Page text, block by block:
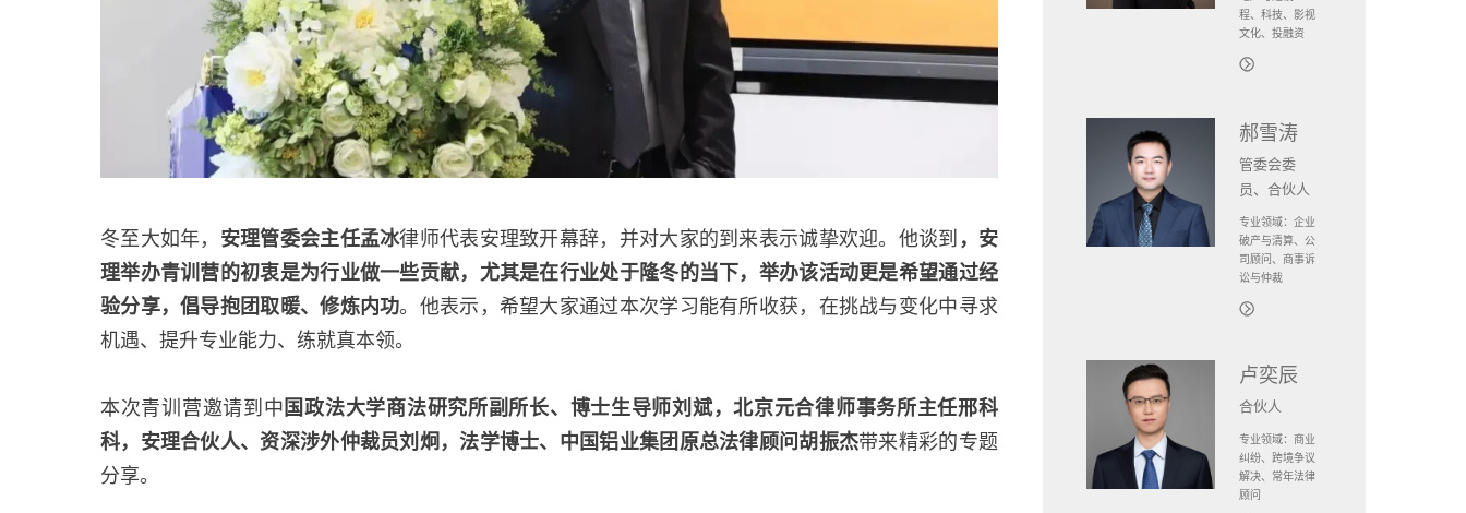
冬至大如年， 安理管委会主任孟冰律师代表安理致开幕辞，并对大家的到来表示诚挚欢迎。他谈到 ，安
理举办青训营的初衷是为行业做一些贡献，尤其是在行业处于隆冬的当下，举办该活动更是希望通过经
验分享，倡导抱团取暖、修炼内功。他表示，希望大家通过本次学习能有所收获，在挑战与变化中寻求
机遇、提升专业能力、练就真本领。
本次青训营邀请到中 国政法大学商法研究所副所长、博士生导师刘斌，北京元合律师事务所主任邢科
科，安理合伙人、资深涉外仲裁员刘炯，法学博士、中国铝业集团原总法律顾问胡振杰带来精彩的专题
分享。
程、科技、影视
文化、投融资
郝雪涛
管委会委
员、合伙人
专业领域：企业
破产与清算、公
司顾问、商事诉
讼与仲裁
卢奕辰
合伙人
专业领域：商业
纠纷、跨境争议
解决、常年法律
顾问